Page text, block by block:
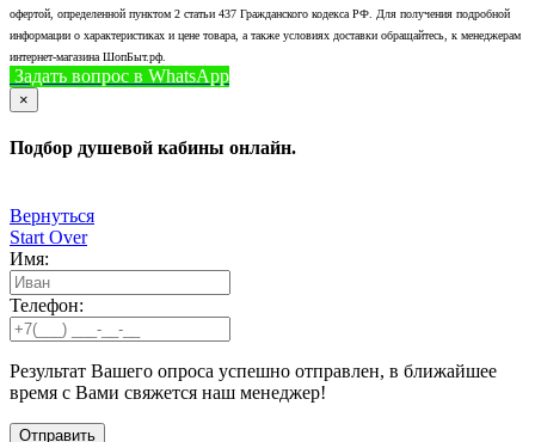
офертой, определенной пунктом 2 статьи 437 Гражданского кодекса РФ. Для получения подробной
информации о характеристиках и цене товара, а также условиях доставки обращайтесь, к менеджерам
интернет-магазина ШопБыт.рф.
Задать вопрос в WhatsApp
×
Подбор душевой кабины онлайн.
Вернуться
Start Over
Имя:
Телефон:
Результат Вашего опроса успешно отправлен, в ближайшее
время с Вами свяжется наш менеджер!